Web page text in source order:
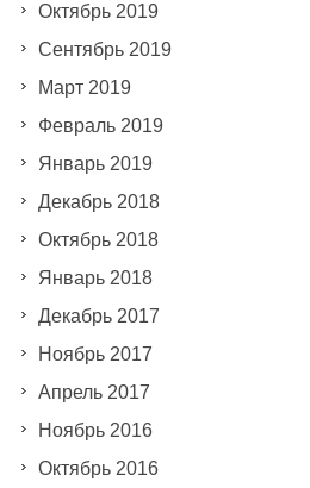
Октябрь 2019
Сентябрь 2019
Март 2019
Февраль 2019
Январь 2019
Декабрь 2018
Октябрь 2018
Январь 2018
Декабрь 2017
Ноябрь 2017
Апрель 2017
Ноябрь 2016
Октябрь 2016